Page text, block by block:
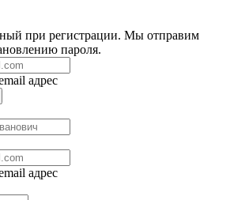
при регистрации. Мы отправим
пароля.
адрес
адрес